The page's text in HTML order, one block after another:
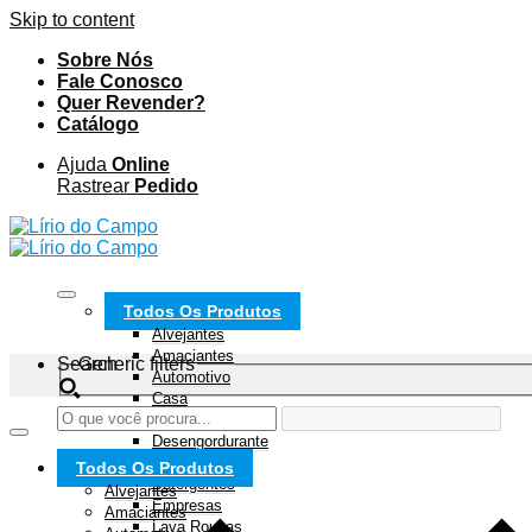
Skip to content
Sobre Nós
Fale Conosco
Quer Revender?
Catálogo
Ajuda Online
Rastrear Pedido
Todos Os Produtos
Alvejantes
Amaciantes
Automotivo
Casa
Condomínios
Desengordurante
Desinfetantes
Detergentes
Empresas
Lava Roupas
Search
Generic filters
Todos Os Produtos
Alvejantes
Amaciantes